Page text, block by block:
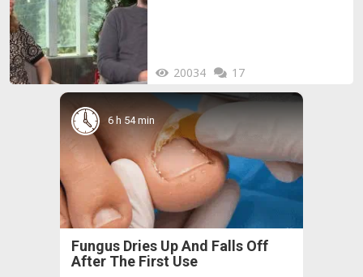
20034 17
6 h 54 min
Fungus Dries Up And Falls Off
After The First Use